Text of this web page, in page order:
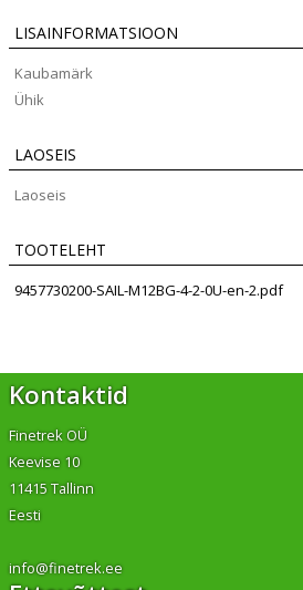
LISAINFORMATSIOON
Kaubamärk
Ühik
LAOSEIS
Laoseis
TOOTELEHT
9457730200-SAIL-M12BG-4-2-0U-en-2.pdf
Kontaktid
Finetrek OÜ
Keevise 10
11415 Tallinn
Eesti
info@finetrek.ee